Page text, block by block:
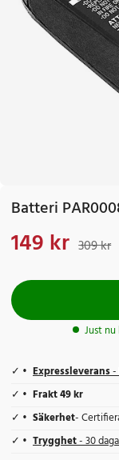
Batteri
Nuvarande pris
149 kr 309 kr
Just nu
Expressleverans-
Frakt 49 kr
Säkerhet-
Trygghet- 30